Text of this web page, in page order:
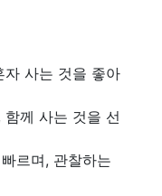
자 사는 것을 좋아
께 사는 것을 선
르며, 관찰하는